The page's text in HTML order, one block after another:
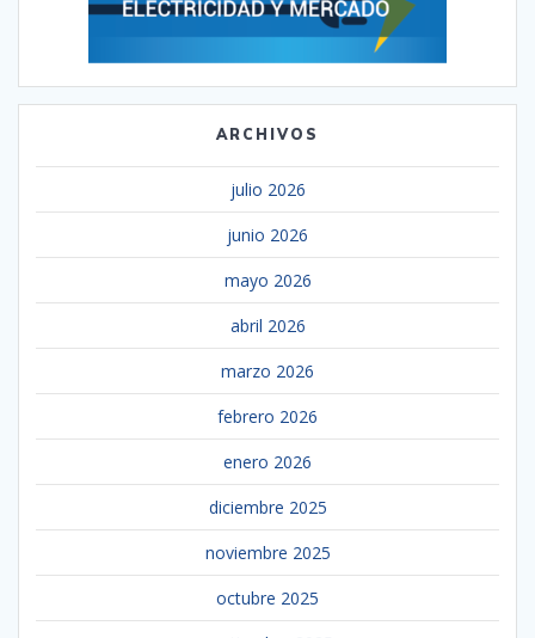
ARCHIVOS
julio 2026
junio 2026
mayo 2026
abril 2026
marzo 2026
febrero 2026
enero 2026
diciembre 2025
noviembre 2025
octubre 2025